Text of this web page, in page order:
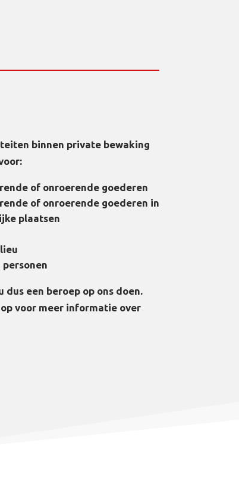
binnen private bewaking
of onroerende goederen
of onroerende goederen in
plaatsen
een beroep op ons doen.
voor meer informatie over